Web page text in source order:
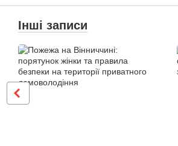
Інші записи